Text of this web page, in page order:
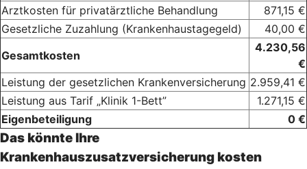
Arztkosten für privatärztliche Behandlung
871,15 €
Gesetzliche Zuzahlung (Krankenhaustagegeld)
40,00 €
Gesamtkosten
4.230,56
€
Leistung der gesetzlichen Krankenversicherung 2.959,41 €
Leistung aus Tarif „Klinik 1-Bett”
1.271,15 €
Eigenbeteiligung
0 €
Das könnte Ihre
Krankenhauszusatzversicherung kosten